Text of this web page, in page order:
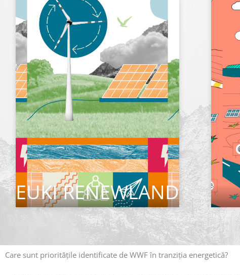
EUKI RENEWLAND
CITEȘTE MAI MULT
Care sunt prioritățile identificate de WWF în tranziția energetică?